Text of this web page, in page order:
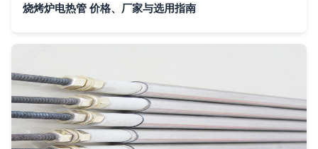
烧烤炉电热管 价格、厂家与选用指南